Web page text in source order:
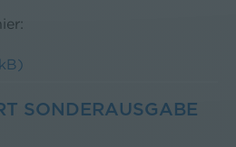
SONDERAUSGABE